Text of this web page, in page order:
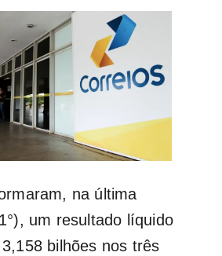
na última
um resultado líquido
bilhões nos três